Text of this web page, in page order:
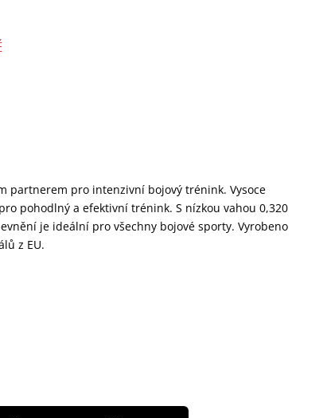
partnerem pro intenzivní bojový trénink. Vysoce
pohodlný a efektivní trénink. S nízkou vahou 0,320
je ideální pro všechny bojové sporty. Vyrobeno
z EU.